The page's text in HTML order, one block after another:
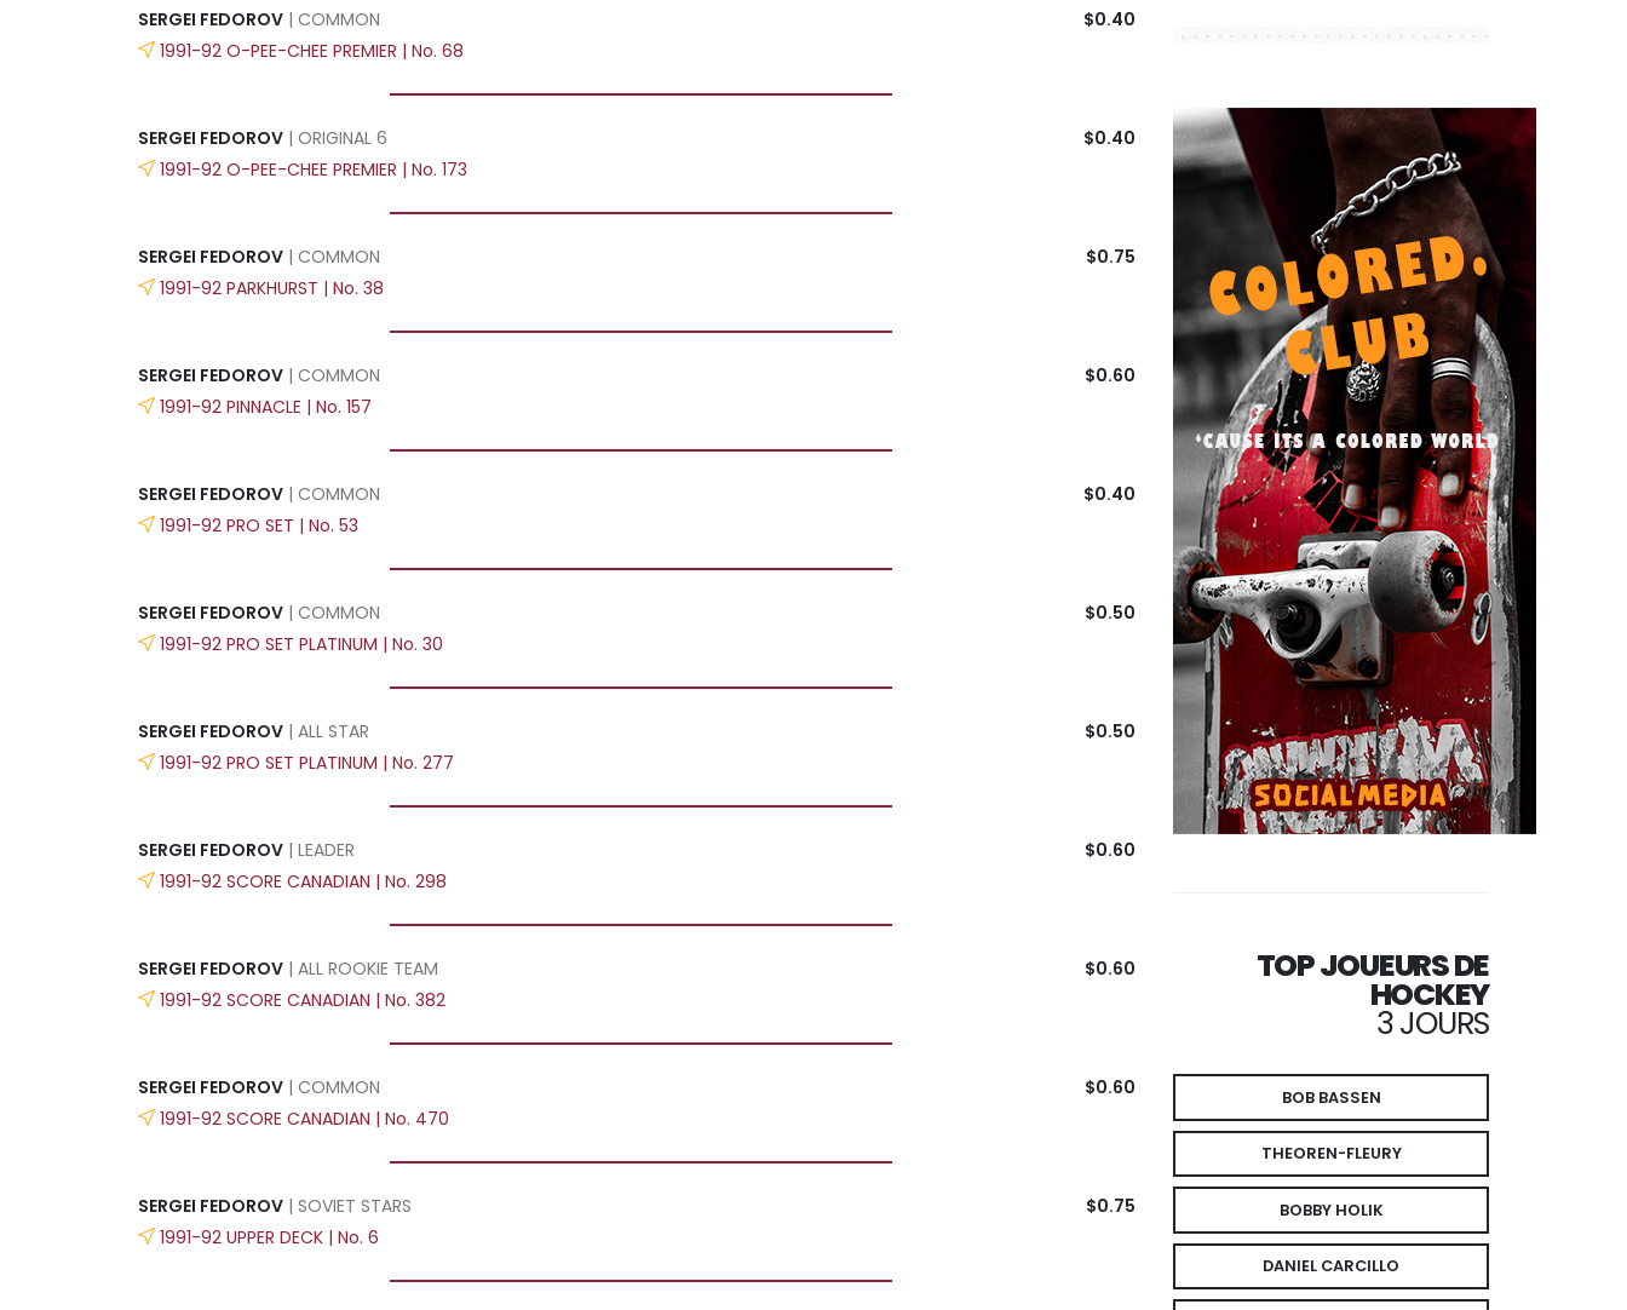
SERGEI FEDOROV | COMMON
$0.40
1991-92 O-PEE-CHEE PREMIER | No. 68
SERGEI FEDOROV | ORIGINAL 6
$0.40
1991-92 O-PEE-CHEE PREMIER | No. 173
SERGEI FEDOROV | COMMON
$0.75
1991-92 PARKHURST | No. 38
SERGEI FEDOROV | COMMON
$0.60
1991-92 PINNACLE | No. 157
SERGEI FEDOROV | COMMON
$0.40
1991-92 PRO SET | No. 53
SERGEI FEDOROV | COMMON
$0.50
1991-92 PRO SET PLATINUM | No. 30
SERGEI FEDOROV | ALL STAR
$0.50
1991-92 PRO SET PLATINUM | No. 277
SERGEI FEDOROV | LEADER
$0.60
1991-92 SCORE CANADIAN | No. 298
SERGEI FEDOROV | ALL ROOKIE TEAM
$0.60
1991-92 SCORE CANADIAN | No. 382
SERGEI FEDOROV | COMMON
$0.60
1991-92 SCORE CANADIAN | No. 470
SERGEI FEDOROV | SOVIET STARS
$0.75
1991-92 UPPER DECK | No. 6
TOP JOUEURS DE
HOCKEY
3 JOURS
BOB BASSEN
THEOREN-FLEURY
BOBBY HOLIK
DANIEL CARCILLO